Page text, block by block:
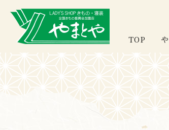
TOP